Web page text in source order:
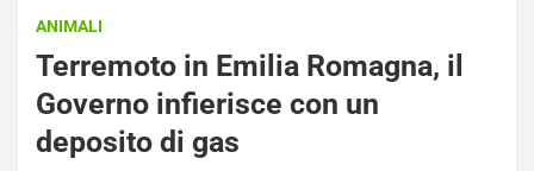
ANIMALI
Terremoto in Emilia Romagna, il
Governo infierisce con un
deposito di gas